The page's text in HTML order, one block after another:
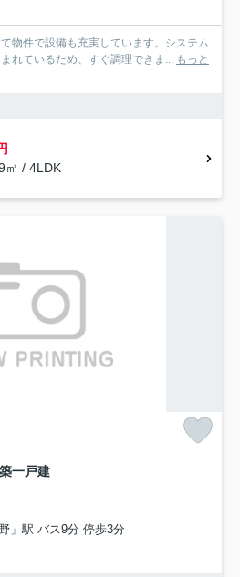
物件で設備も充実しています。システム
れているため、すぐ調理できま... もっと
㎡ / 4LDK
一戸建
」駅 バス9分 停歩3分